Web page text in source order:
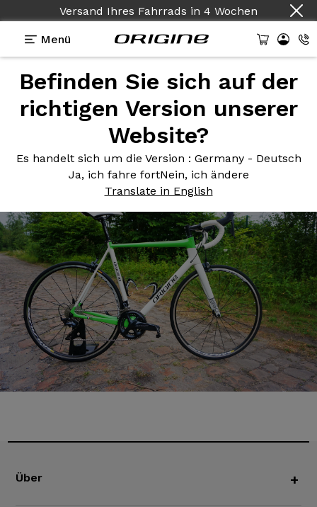
Versand Ihres Fahrrads in 4 Wochen
Menü
Befinden Sie sich auf der
richtigen Version unserer
Website?
Es handelt sich um die Version : Germany - Deutsch
Ja, ich fahre fortNein, ich ändere
Translate in English
Photos> Axxome II 350 - Blanc Cristal - Vert Lime
Axxome II350 - Blanc Cristal
- Vert Lime
Über +